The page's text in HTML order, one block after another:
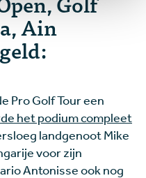
Ain
Pro Golf Tour een
het podium compleet
landgenoot Mike
voor zijn
Antonisse ook nog